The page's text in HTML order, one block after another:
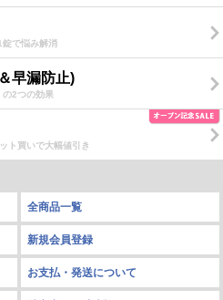
錠で悩み解消
早漏防止)
の2つの効果
ト買いで大幅値引き
全商品一覧
新規会員登録
お支払・発送について